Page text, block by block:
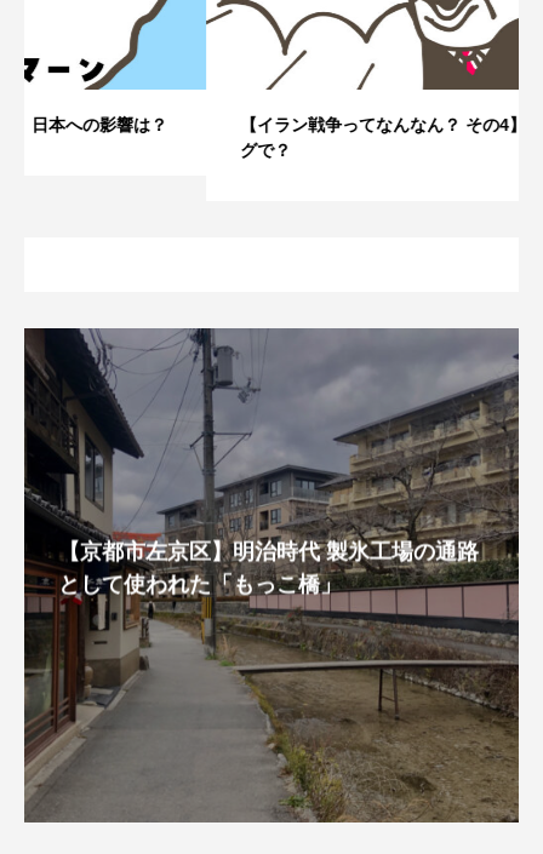
【イラン戦争ってなんなん？ その4】なぜこのタイミン
【京都市左京区】明治時代 製氷工場の通路
として使われた「もっこ橋」